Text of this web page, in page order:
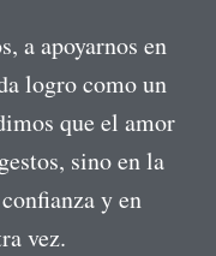
a apoyarnos en
logro como un
que el amor
sino en la
y en
vez.